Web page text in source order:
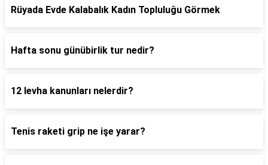
Rüyada Evde Kalabalık Kadın Topluluğu Görmek
Hafta sonu günübirlik tur nedir?
12 levha kanunları nelerdir?
Tenis raketi grip ne işe yarar?